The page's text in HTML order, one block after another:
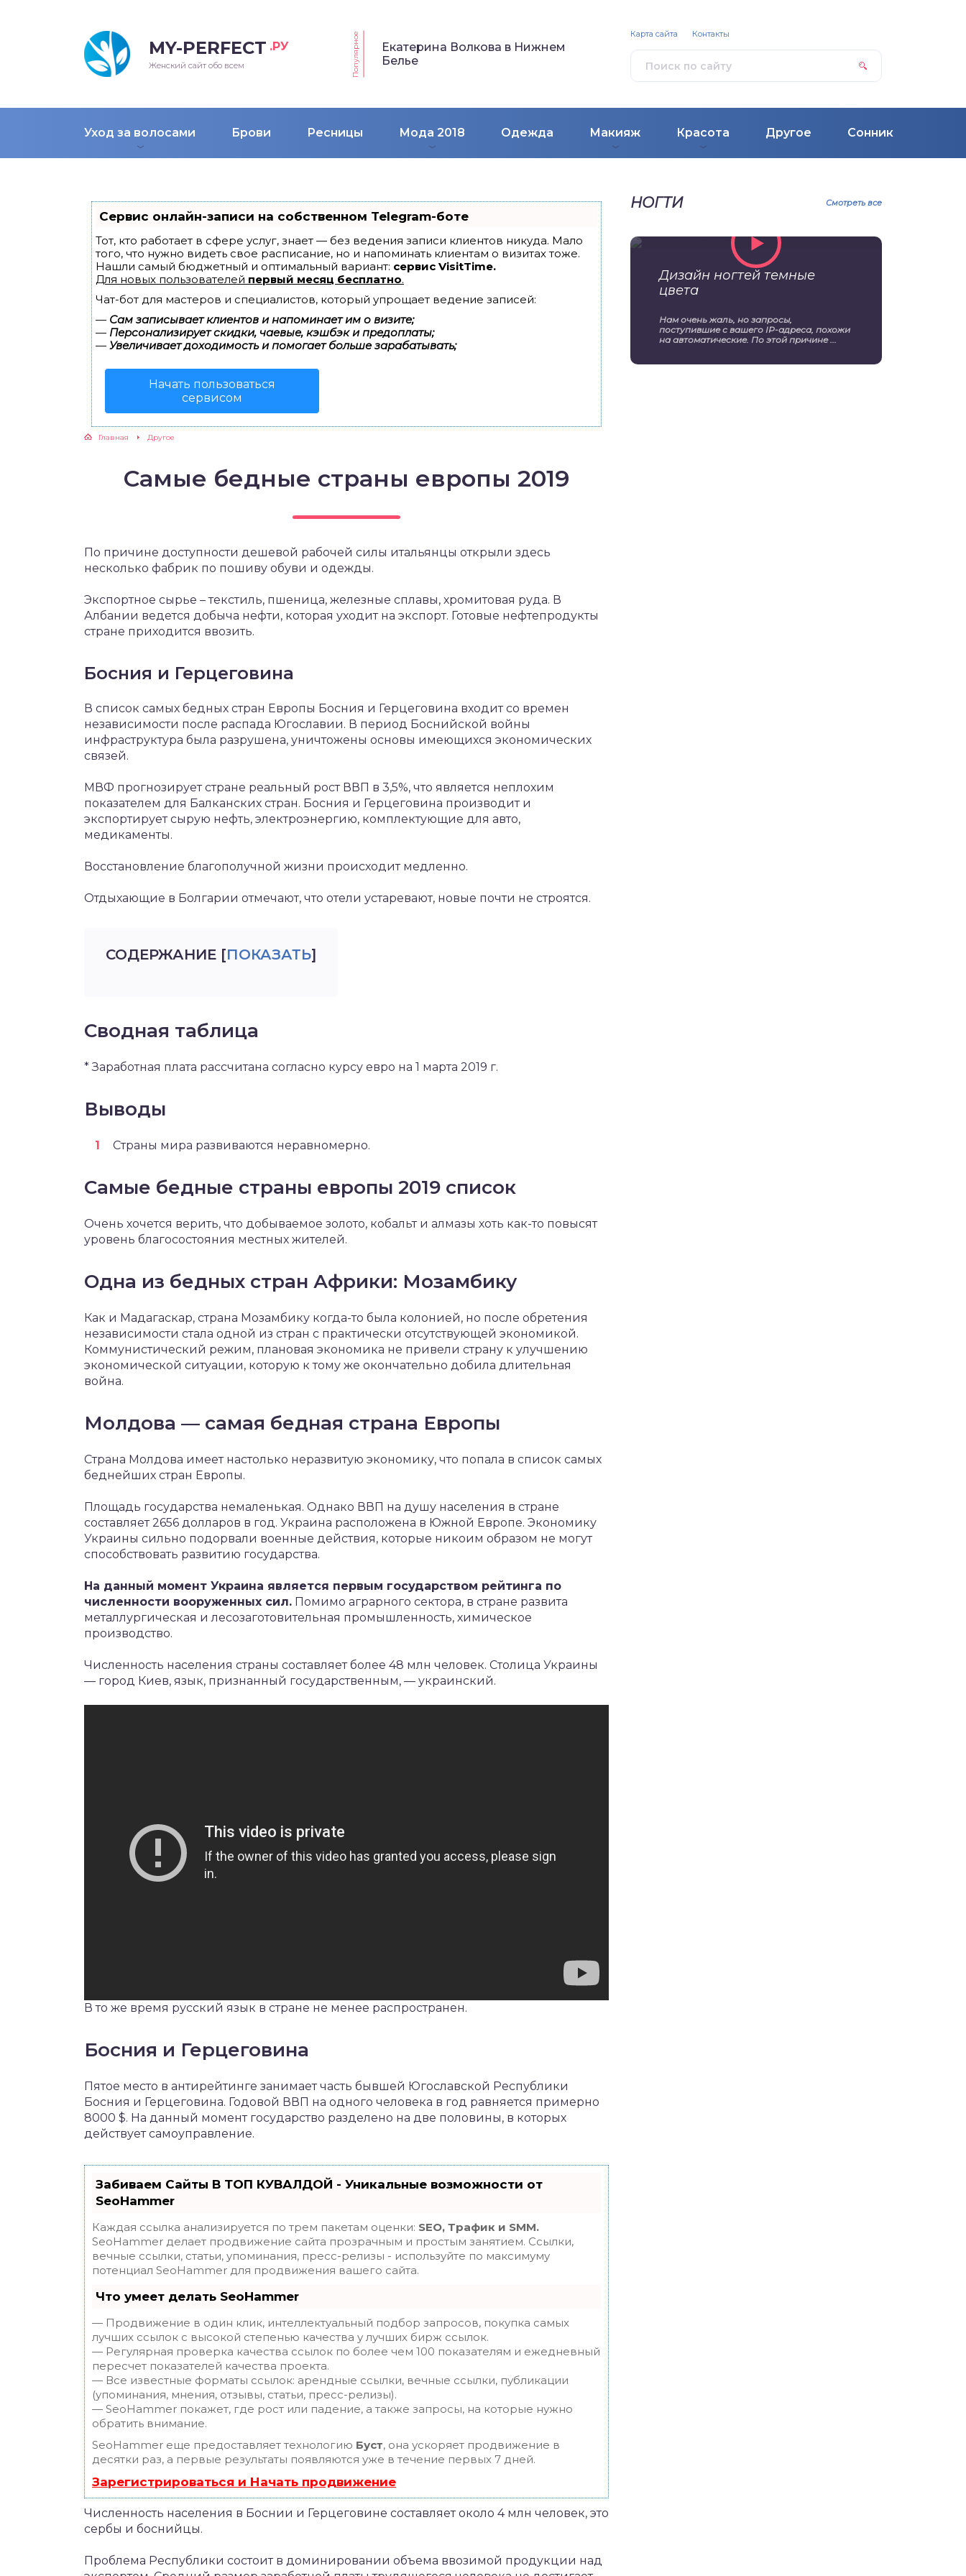
MY-PERFECT .РУ
Женский сайт обо всем Популярное
Екатерина Волкова в Нижнем
Белье
Уход за волосами Брови Ресницы Мода 2018 Одежда Макияж Красота Другое Сонник
Карта сайта Контакты
Сервис онлайн-записи на собственном Telegram-боте
Тот, кто работает в сфере услуг, знает — без ведения записи клиентов никуда. Мало
того, что нужно видеть свое расписание, но и напоминать клиентам о визитах тоже.
Нашли самый бюджетный и оптимальный вариант: сервис VisitTime.
Для новых пользователей первый месяц бесплатно.
Чат-бот для мастеров и специалистов, который упрощает ведение записей:
— Сам записывает клиентов и напоминает им о визите;
— Персонализирует скидки, чаевые, кэшбэк и предоплаты;
— Увеличивает доходимость и помогает больше зарабатывать;
Начать пользоваться
сервисом
Главная Другое
Самые бедные страны европы 2019
По причине доступности дешевой рабочей силы итальянцы открыли здесь
несколько фабрик по пошиву обуви и одежды.
Экспортное сырье – текстиль, пшеница, железные сплавы, хромитовая руда. В
Албании ведется добыча нефти, которая уходит на экспорт. Готовые нефтепродукты
стране приходится ввозить.
Босния и Герцеговина
В список самых бедных стран Европы Босния и Герцеговина входит со времен
независимости после распада Югославии. В период Боснийской войны
инфраструктура была разрушена, уничтожены основы имеющихся экономических
связей.
МВФ прогнозирует стране реальный рост ВВП в 3,5%, что является неплохим
показателем для Балканских стран. Босния и Герцеговина производит и
экспортирует сырую нефть, электроэнергию, комплектующие для авто,
медикаменты.
Восстановление благополучной жизни происходит медленно.
Отдыхающие в Болгарии отмечают, что отели устаревают, новые почти не строятся.
СОДЕРЖАНИЕ [ПОКАЗАТЬ]
Cводная таблица
* Заработная плата рассчитана согласно курсу евро на 1 марта 2019 г.
Выводы
Страны мира развиваются неравномерно.
Самые бедные страны европы 2019 список
Очень хочется верить, что добываемое золото, кобальт и алмазы хоть как-то повысят
уровень благосостояния местных жителей.
Одна из бедных стран Африки: Мозамбику
Как и Мадагаскар, страна Мозамбику когда-то была колонией, но после обретения
независимости стала одной из стран с практически отсутствующей экономикой.
Коммунистический режим, плановая экономика не привели страну к улучшению
экономической ситуации, которую к тому же окончательно добила длительная
война.
Молдова — самая бедная страна Европы
Страна Молдова имеет настолько неразвитую экономику, что попала в список самых
беднейших стран Европы.
Площадь государства немаленькая. Однако ВВП на душу населения в стране
составляет 2656 долларов в год. Украина расположена в Южной Европе. Экономику
Украины сильно подорвали военные действия, которые никоим образом не могут
способствовать развитию государства.
На данный момент Украина является первым государством рейтинга по
численности вооруженных сил. Помимо аграрного сектора, в стране развита
металлургическая и лесозаготовительная промышленность, химическое
производство.
Численность населения страны составляет более 48 млн человек. Столица Украины
— город Киев, язык, признанный государственным, — украинский.
В то же время русский язык в стране не менее распространен.
Босния и Герцеговина
Пятое место в антирейтинге занимает часть бывшей Югославской Республики
Босния и Герцеговина. Годовой ВВП на одного человека в год равняется примерно
8000 $. На данный момент государство разделено на две половины, в которых
действует самоуправление.
Забиваем Сайты В ТОП КУВАЛДОЙ - Уникальные возможности от
SeoHammer
Каждая ссылка анализируется по трем пакетам оценки: SEO, Трафик и SMM.
SeoHammer делает продвижение сайта прозрачным и простым занятием. Ссылки,
вечные ссылки, статьи, упоминания, пресс-релизы - используйте по максимуму
потенциал SeoHammer для продвижения вашего сайта.
Что умеет делать SeoHammer
— Продвижение в один клик, интеллектуальный подбор запросов, покупка самых
лучших ссылок с высокой степенью качества у лучших бирж ссылок.
— Регулярная проверка качества ссылок по более чем 100 показателям и ежедневный
пересчет показателей качества проекта.
— Все известные форматы ссылок: арендные ссылки, вечные ссылки, публикации
(упоминания, мнения, отзывы, статьи, пресс-релизы).
— SeoHammer покажет, где рост или падение, а также запросы, на которые нужно
обратить внимание.
SeoHammer еще предоставляет технологию Буст, она ускоряет продвижение в
десятки раз, а первые результаты появляются уже в течение первых 7 дней.
Зарегистрироваться и Начать продвижение
Численность населения в Боснии и Герцеговине составляет около 4 млн человек, это
сербы и боснийцы.
Проблема Республики состоит в доминировании объема ввозимой продукции над
НОГТИ Смотреть все
Дизайн ногтей темные
цвета
Нам очень жаль, но запросы,
поступившие с вашего IP-адреса, похожи
на автоматические. По этой причине ...
прически 2018
стрижки 2018